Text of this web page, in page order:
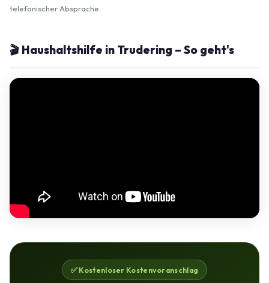
telefonischer Absprache.
🎬 Haushaltshilfe in Trudering – So geht's
✅ Kostenloser Kostenvoranschlag